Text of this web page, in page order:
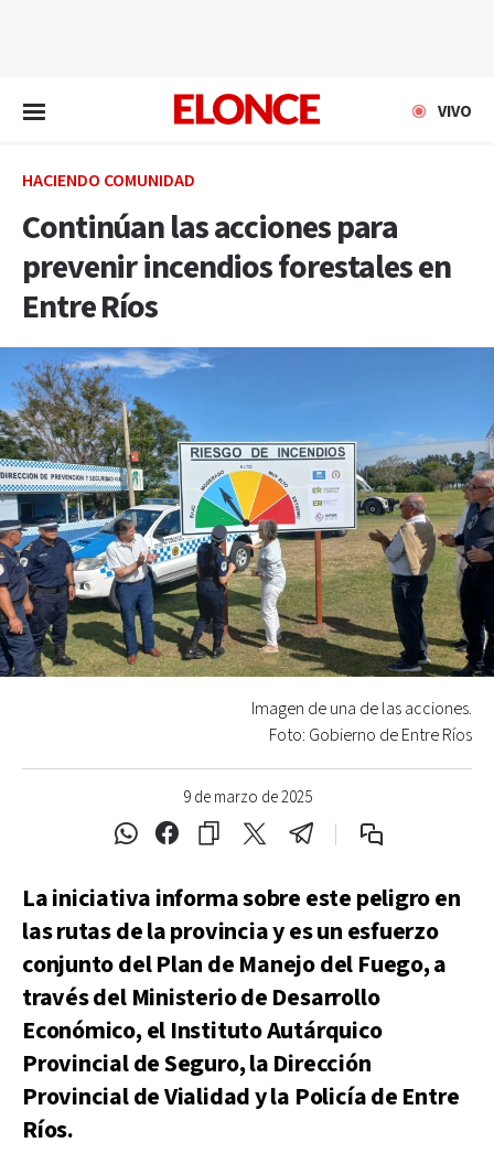
VIVO
HACIENDO COMUNIDAD
Continúan las acciones para
prevenir incendios forestales en
Entre Ríos
9 de marzo de 2025
Imagen de una de las acciones.
Foto: Gobierno de Entre Ríos
La iniciativa informa sobre este peligro en
las rutas de la provincia y es un esfuerzo
conjunto del Plan de Manejo del Fuego, a
través del Ministerio de Desarrollo
Económico, el Instituto Autárquico
Provincial de Seguro, la Dirección
Provincial de Vialidad y la Policía de Entre
Ríos.